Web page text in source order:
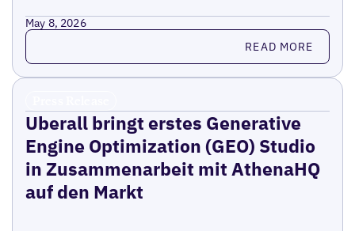
May 8, 2026
Read more READ MORE
Uberall bringt erstes Generative
Engine Optimization (GEO) Studio
in Zusammenarbeit mit AthenaHQ
auf den Markt